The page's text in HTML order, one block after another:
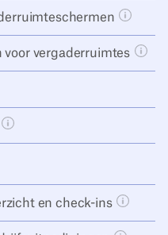
Tooltip
vergaderruimtes
Tooltip knop openen
en check-ins Tooltip